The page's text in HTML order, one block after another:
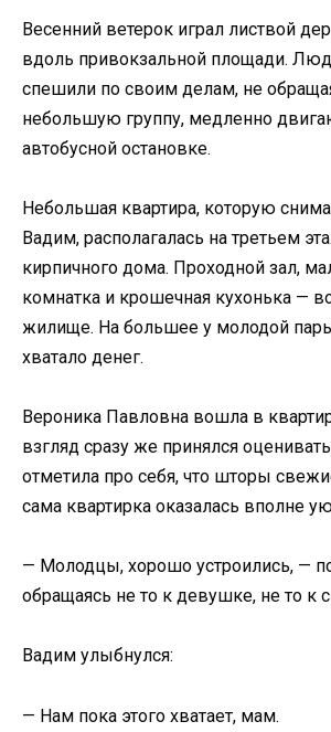
Весенний ветерок играл листвой
вдоль привокзальной площади.
спешили по своим делам, не
небольшую группу, медленно
автобусной остановке.
Небольшая квартира, которую
Вадим, располагалась на третьем
кирпичного дома. Проходной зал,
комнатка и крошечная кухонька —
жилище. На большее у молодой
хватало денег.
Вероника Павловна вошла в
взгляд сразу же принялся
отметила про себя, что шторы
сама квартирка оказалась вполне
— Молодцы, хорошо устроились, —
обращаясь не то к девушке, не то к
Вадим улыбнулся:
— Нам пока этого хватает, мам.